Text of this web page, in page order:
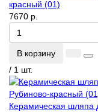
красный (01)
7670 р.
В корзину
/ 1 шт.
Керамическая шляпа